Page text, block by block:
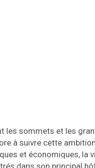
les sommets et les
à suivre cette
et économiques, la
dans son principal